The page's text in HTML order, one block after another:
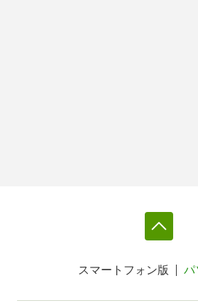
スマートフォン版 パ